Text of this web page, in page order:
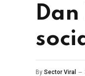
By Sector Viral